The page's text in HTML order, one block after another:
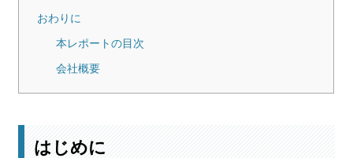
おわりに
本レポートの目次
会社概要
はじめに